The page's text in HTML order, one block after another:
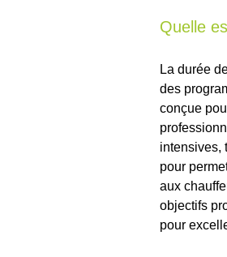
Quelle
La durée
des
conçue
intensives,
pour
aux
objectifs
pour